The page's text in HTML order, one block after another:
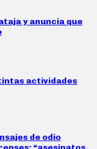
y anuncia que
actividades
de odio